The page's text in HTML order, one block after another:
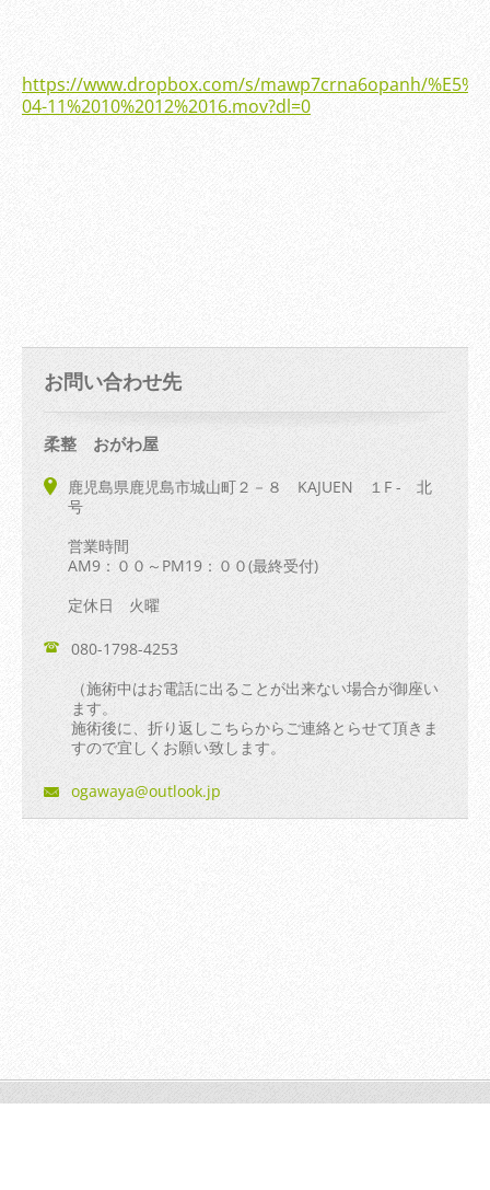
https://www.dropbox.com/s/mawp7crna6opanh/
04-11%2010%2012%2016.mov?dl=0
お問い合わせ先
柔整 おがわ屋
鹿児島県鹿児島市城山町２－８ KAJUEN １F - 北
号
営業時間
AM9：００～PM19：００(最終受付)
定休日 火曜
080-1798-4253
（施術中はお電話に出ることが出来ない場合が御座い
ます。
施術後に、折り返しこちらからご連絡とらせて頂きま
すので宜しくお願い致します。
ogawaya@outlook.jp